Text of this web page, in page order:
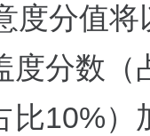
度分值将
度分数（
比10%）